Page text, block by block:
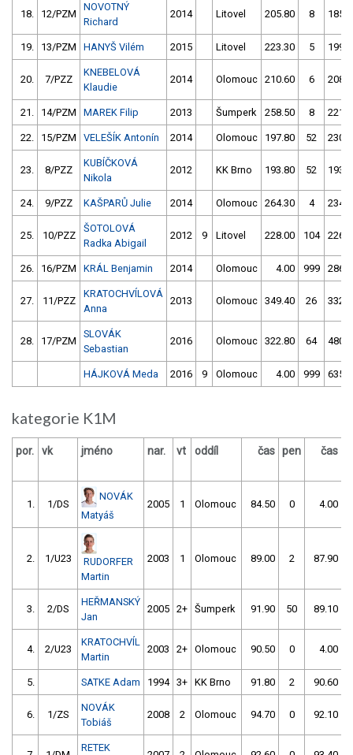
18. 12/PZM
NOVOTNÝ
Richard
2014 Litovel 205.80 8
19. 13/PZM HANYŠ Vilém 2015 Litovel 223.30 5
20. 7/PZZ
KNEBELOVÁ
Klaudie
2014 Olomouc 210.60 6
21. 14/PZM MAREK Filip 2013 Šumperk 258.50 8
22. 15/PZM VELEŠÍK Antonín 2014 Olomouc 197.80 52
23. 8/PZZ
KUBÍČKOVÁ
Nikola
2012 KK Brno 193.80 52
24. 9/PZZ KAŠPARŮ Julie 2014 Olomouc 264.30 4
25. 10/PZZ
ŠOTOLOVÁ
Radka Abigail
2012 9 Litovel 228.00 104
26. 16/PZM KRÁL Benjamin 2014 Olomouc 4.00 999
27. 11/PZZ
KRATOCHVÍLOVÁ
Anna
2013 Olomouc 349.40 26
28. 17/PZM
SLOVÁK
Sebastian
2016 Olomouc 322.80 64
HÁJKOVÁ Meda 2016 9 Olomouc 4.00 999
kategorie K1M
por. vk jméno nar. vt oddíl čas pen čas
1. 1/DS
NOVÁK
Matyáš
2005 1 Olomouc 84.50 0 4.00
2. 1/U23
RUDORFER
Martin
2003 1 Olomouc 89.00 2 87.90
3. 2/DS
HEŘMANSKÝ
Jan
2005 2+ Šumperk 91.90 50 89.10
4. 2/U23
KRATOCHVÍL
Martin
2003 2+ Olomouc 90.50 0 4.00
5. SATKE Adam 1994 3+ KK Brno 91.80 2 90.60
6. 1/ZS
NOVÁK
Tobiáš
2008 2 Olomouc 94.70 0 92.10
RETEK